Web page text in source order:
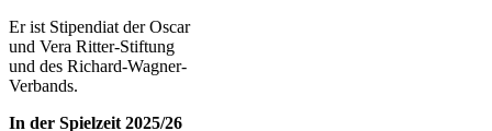
​Er ist Stipendiat der Oscar
und Vera Ritter-Stiftung
und des Richard-Wagner-
Verbands.
In der Spielzeit 2025/26